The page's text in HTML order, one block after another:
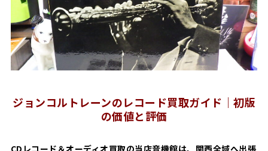
ジョンコルトレーンのレコード買取ガイド｜初版
の価値と評価